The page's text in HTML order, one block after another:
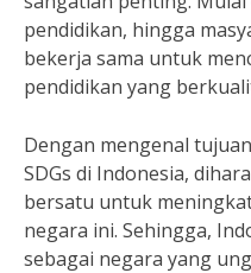
pendidikan, hingga
bekerja sama untuk
pendidikan yang
Dengan mengenal
SDGs di Indonesia,
bersatu untuk
negara ini. Sehingga,
sebagai negara yang